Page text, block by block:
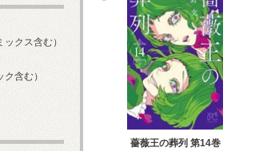
薔薇王の葬列 第14巻
ックス含む）
ク含む）